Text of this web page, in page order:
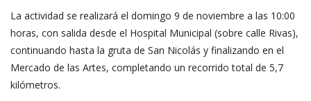
La actividad se realizará el domingo 9 de noviembre a las 10:00
horas, con salida desde el Hospital Municipal (sobre calle Rivas),
continuando hasta la gruta de San Nicolás y finalizando en el
Mercado de las Artes, completando un recorrido total de 5,7
kilómetros.